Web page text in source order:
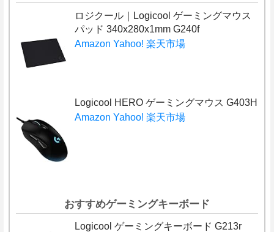
ロジクール｜Logicool ゲーミングマウス
パッド 340x280x1mm G240f
Amazon Yahoo! 楽天市場
Logicool HERO ゲーミングマウス G403H
Amazon Yahoo! 楽天市場
おすすめゲーミングキーボード
Logicool ゲーミングキーボード G213r